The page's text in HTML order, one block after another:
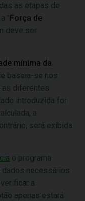
as etapas de
"Força de
deve ser
mínima da
baseia-se nos
as diferentes
introduzida for
a
será exibida
o programa
dados necessários
a
apenas estará